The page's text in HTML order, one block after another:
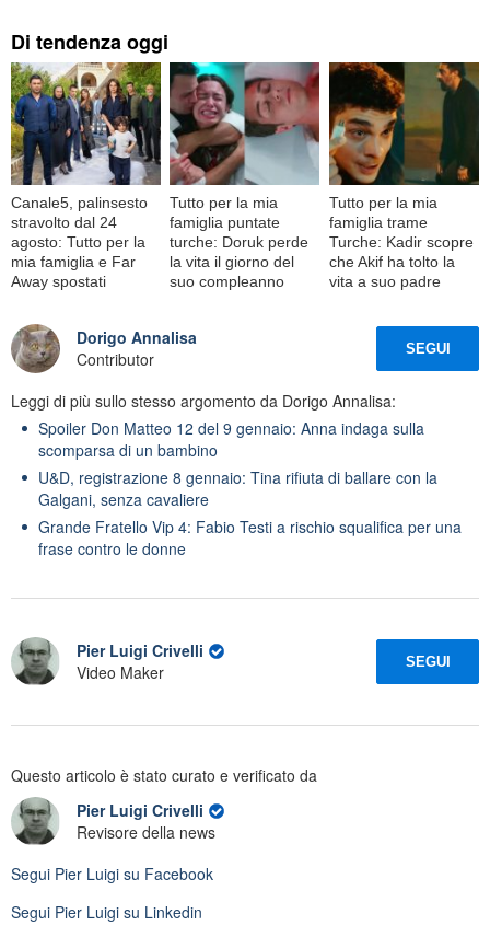
Di tendenza oggi
Canale5, palinsesto
stravolto dal 24
agosto: Tutto per la
mia famiglia e Far
Away spostati
Tutto per la mia
famiglia puntate
turche: Doruk perde
la vita il giorno del
suo compleanno
Tutto per la mia
famiglia trame
Turche: Kadir scopre
che Akif ha tolto la
vita a suo padre
Dorigo Annalisa
Contributor
SEGUI
Leggi di più sullo stesso argomento da Dorigo Annalisa:
Spoiler Don Matteo 12 del 9 gennaio: Anna indaga sulla
scomparsa di un bambino
U&D, registrazione 8 gennaio: Tina rifiuta di ballare con la
Galgani, senza cavaliere
Grande Fratello Vip 4: Fabio Testi a rischio squalifica per una
frase contro le donne
Pier Luigi Crivelli
Video Maker
SEGUI
Questo articolo è stato curato e verificato da
Pier Luigi Crivelli
Revisore della news
Segui Pier Luigi su Facebook
Segui Pier Luigi su Linkedin